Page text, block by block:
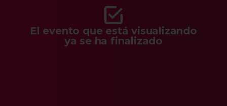
El evento que está visualizando
ya se ha finalizado